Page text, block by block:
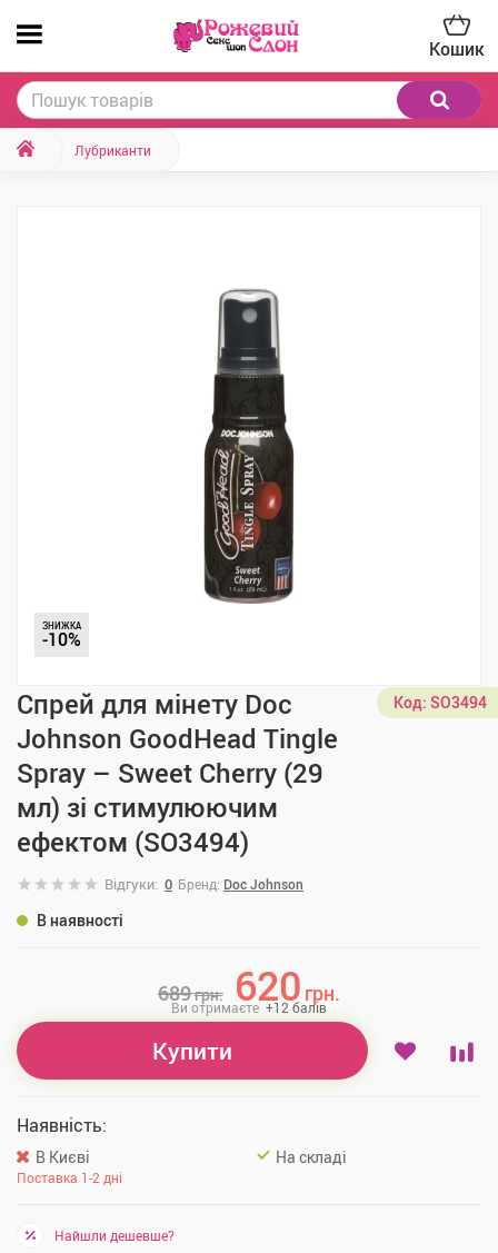
Кошик
Лубриканти
ЗНИЖКА
-10%
Спрей для мінету Doc
Johnson GoodHead Tingle
Spray – Sweet Cherry (29
мл) зі стимулюючим
ефектом (SO3494)
Код: SO3494
Відгуки: 0 Бренд: Doc Johnson
В наявності
689грн. 620 грн.
Ви отримаєте +12 балів
Купити
Наявність:
В Києві
Поставка 1-2 дні
На складі
Найшли дешевше?